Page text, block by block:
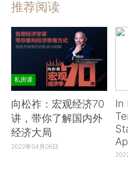
推荐阅读
私房课
向松祚：宏观经济70
讲，带你了解国内外
经济大局
2022年04月06日
In